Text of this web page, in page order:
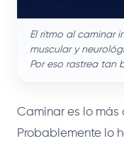
El ritmo al caminar
muscular y
Por eso rastrea tan
Caminar es lo más
Probablemente lo